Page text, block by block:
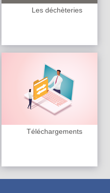
Les déchèteries
Téléchargements